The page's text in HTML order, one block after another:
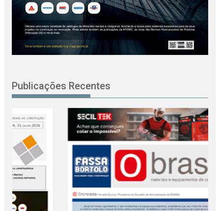
Publicações Recentes